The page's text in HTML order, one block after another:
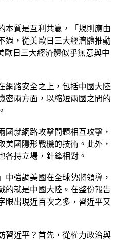
本質是互利共贏，「規則應由
過，從美歐日三大經濟體推動
歐日三大經濟體似乎無意與中
網路安全之上，包括中國大陸
密兩方面，以縮短兩國之間的
國就網路攻擊問題相互攻擊，
美國隱形戰機的技術。此外，
各持立場，針鋒相對。
中強調美國在全球勢將領導，
的就是中國大陸。在整份報告
眼出現近百次之多，習近平又
習近平？首先，從權力政治與